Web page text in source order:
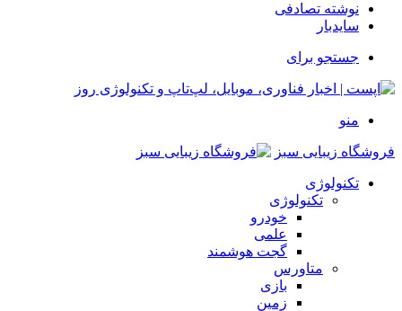
نوشته تصادفی
سایدبار
جستجو برای
منو
فروشگاه زیبایی سبز
تکنولوژی
تکنولوژی
خودرو
علمی
گجت هوشمند
متاورس
بازی
زمین